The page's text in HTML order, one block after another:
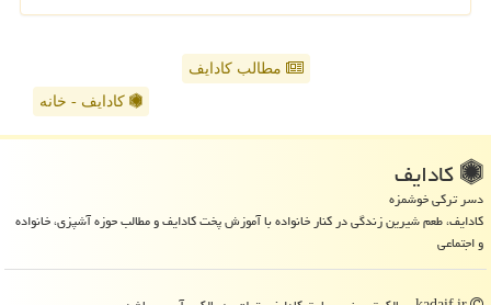
مطالب کادایف
کادایف - خانه
كادایف
دسر ترکی خوشمزه
کادایف، طعم شیرین زندگی در کنار خانواده با آموزش پخت کادایف و مطالب حوزه آشپزی، خانواده
و اجتماعی